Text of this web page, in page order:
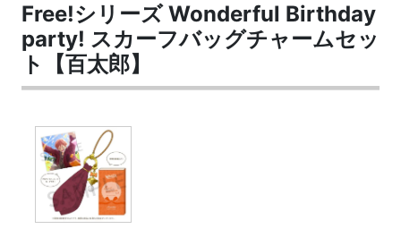
Free!シリーズ Wonderful Birthday
party! スカーフバッグチャームセッ
ト【百太郎】